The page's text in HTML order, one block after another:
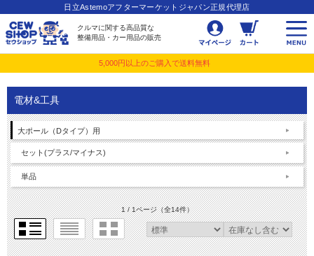
日立Astemoアフターマーケットジャパン正規代理店
クルマに関する高品質な
整備用品・カー用品の販売
5,000円以上のご購入で送料無料
電材&工具
大ポール（Dタイプ）用
セット(プラス/マイナス)
単品
1 / 1ページ（全14件）